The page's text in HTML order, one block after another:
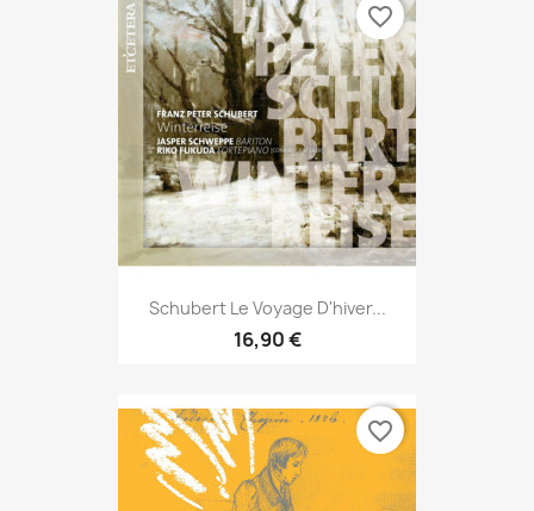
Schubert Le Voyage D'hiver...
16,90 €
favorite_border
favorite_border